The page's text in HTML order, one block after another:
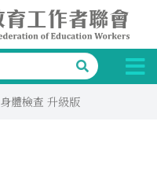
身體檢查 升級版